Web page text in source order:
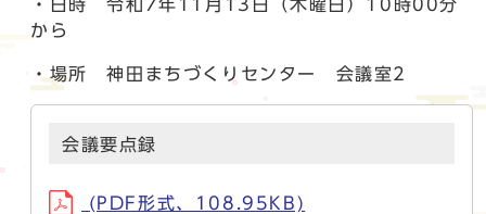
・日時 令和7年11月13日（木曜日）10時00分
から
・場所 神田まちづくりセンター 会議室2
会議要点録
(PDF形式、108.95KB)